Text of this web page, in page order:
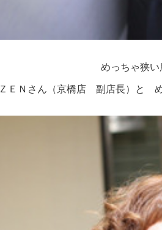
めっちゃ狭
ＺＥＮさん（京橋店 副店長）と